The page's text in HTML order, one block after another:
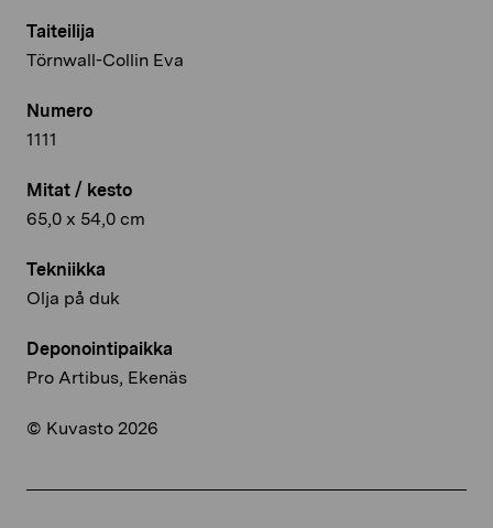
Taiteilija
Törnwall-Collin Eva
Numero
1111
Mitat / kesto
65,0 x 54,0 cm
Tekniikka
Olja på duk
Deponointipaikka
Pro Artibus, Ekenäs
© Kuvasto 2026